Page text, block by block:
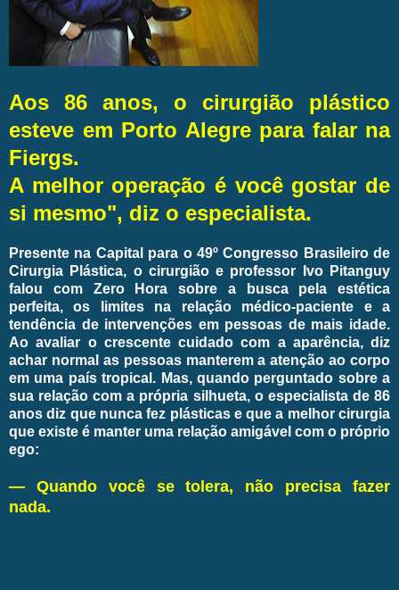
Aos 86 anos, o cirurgião plástico
esteve em Porto Alegre para falar na
Fiergs.
A melhor operação é você gostar de
si mesmo", diz o especialista.
Presente na Capital para o 49º Congresso Brasileiro de
Cirurgia Plástica, o cirurgião e professor Ivo Pitanguy
falou com Zero Hora sobre a busca pela estética
perfeita, os limites na relação médico-paciente e a
tendência de intervenções em pessoas de mais idade.
Ao avaliar o crescente cuidado com a aparência, diz
achar normal as pessoas manterem a atenção ao corpo
em uma país tropical. Mas, quando perguntado sobre a
sua relação com a própria silhueta, o especialista de 86
anos diz que nunca fez plásticas e que a melhor cirurgia
que existe é manter uma relação amigável com o próprio
ego:
— Quando você se tolera, não precisa fazer
nada.